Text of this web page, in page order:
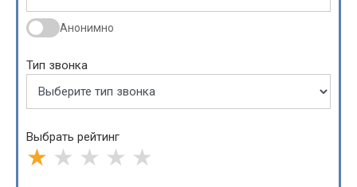
Анонимно
Тип звонка
Выбрать рейтинг
★ ★ ★ ★ ★